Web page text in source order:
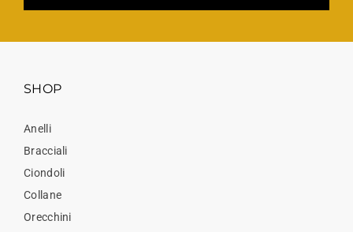
SHOP
Anelli
Bracciali
Ciondoli
Collane
Orecchini